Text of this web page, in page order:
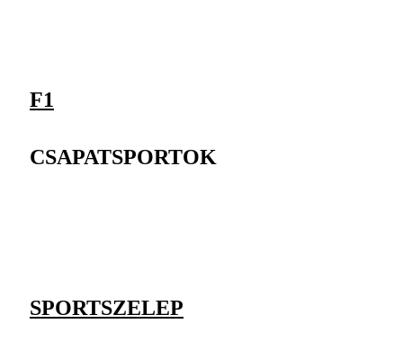
F1
CSAPATSPORTOK
SPORTSZELEP